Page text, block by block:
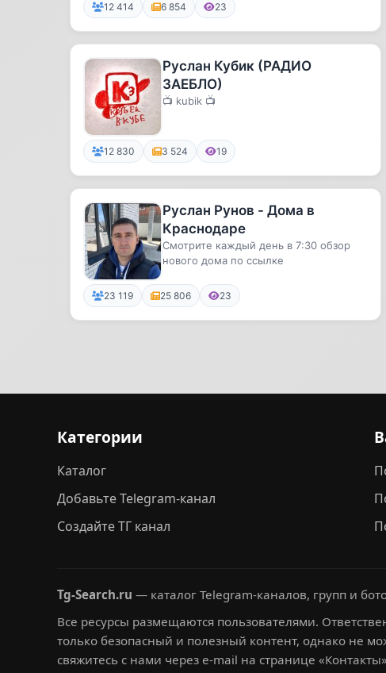
12 414 6 854 23
Руслан Кубик (РАДИО
ЗАЕБЛО)
📺 kubik 📺
12 830 3 524 19
Руслан Рунов - Дома в
Краснодаре
Смотрите каждый день в 7:30 обзор
нового дома по ссылке
23 119 25 806 23
Категории
Каталог
Добавьте Telegram-канал
Создайте ТГ канал
Tg-Search.ru — каталог Telegram-каналов, групп и
Все ресурсы размещаются пользователями.
только безопасный и полезный контент, однако не
свяжитесь с нами через e-mail на странице